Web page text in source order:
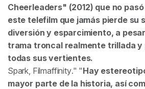
Cheerleaders" (2012) que no
este telefilm que jamás pierde su
diversión y esparcimiento, a
trama troncal realmente trillada y
todas sus vertientes.
Spark, Filmaffinity.
Hay
mayor parte de la historia, así